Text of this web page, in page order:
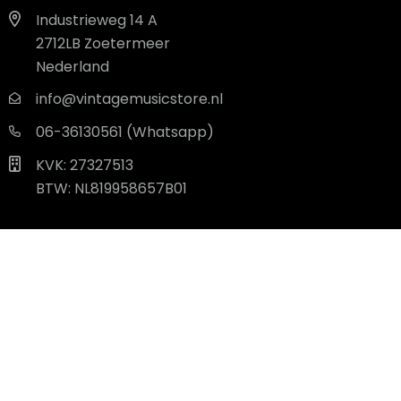
Industrieweg 14 A
2712LB Zoetermeer
Nederland
info@vintagemusicstore.nl
06-36130561 (Whatsapp)
KVK: 27327513
BTW: NL819958657B01